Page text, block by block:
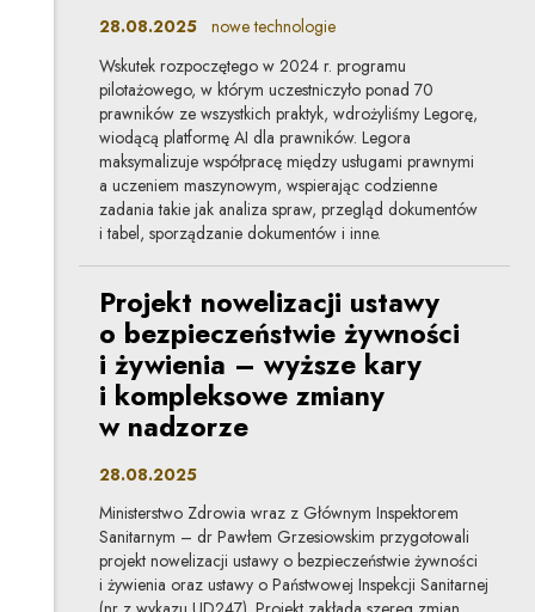
28.08.2025 nowe technologie
Wskutek rozpoczętego w 2024 r. programu
pilotażowego, w którym uczestniczyło ponad 70
prawników ze wszystkich praktyk, wdrożyliśmy Legorę,
wiodącą platformę AI dla prawników. Legora
maksymalizuje współpracę między usługami prawnymi
a uczeniem maszynowym, wspierając codzienne
zadania takie jak analiza spraw, przegląd dokumentów
i tabel, sporządzanie dokumentów i inne.
Projekt nowelizacji ustawy
o bezpieczeństwie żywności
i żywienia – wyższe kary
i kompleksowe zmiany
w nadzorze
28.08.2025
Ministerstwo Zdrowia wraz z Głównym Inspektorem
Sanitarnym – dr Pawłem Grzesiowskim przygotowali
projekt nowelizacji ustawy o bezpieczeństwie żywności
i żywienia oraz ustawy o Państwowej Inspekcji Sanitarnej